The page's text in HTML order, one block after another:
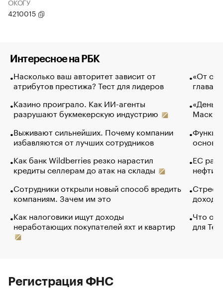
4210015
Интересное на РБК
Насколько ваш авторитет зависит от
атрибутов престижа? Тест для лидеров
Казино проиграло. Как ИИ-агенты
разрушают букмекерскую индустрию
Выживают сильнейших. Почему компании
избавляются от лучших сотрудников
Как банк Wildberries резко нарастил
кредиты селлерам до атак на склады
Сотрудники открыли новый способ вредить
компаниям. Зачем им это
Как налоговики ищут доходы
неработающих покупателей яхт и квартир
«От
глава
Маск в
основ
ЕС
нефти
Что
для
Регистрация ФНС